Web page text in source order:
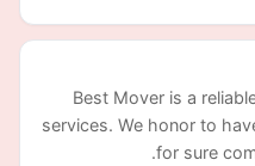
Best Mover is a
services. We honor to
for sure